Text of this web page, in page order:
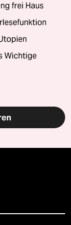
frei Haus
Wichtige